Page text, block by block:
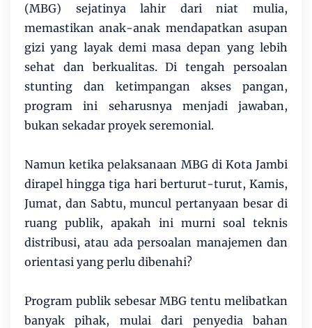
(MBG) sejatinya lahir dari niat mulia,
memastikan anak-anak mendapatkan asupan
gizi yang layak demi masa depan yang lebih
sehat dan berkualitas. Di tengah persoalan
stunting dan ketimpangan akses pangan,
program ini seharusnya menjadi jawaban,
bukan sekadar proyek seremonial.
Namun ketika pelaksanaan MBG di Kota Jambi
dirapel hingga tiga hari berturut-turut, Kamis,
Jumat, dan Sabtu, muncul pertanyaan besar di
ruang publik, apakah ini murni soal teknis
distribusi, atau ada persoalan manajemen dan
orientasi yang perlu dibenahi?
Program publik sebesar MBG tentu melibatkan
banyak pihak, mulai dari penyedia bahan